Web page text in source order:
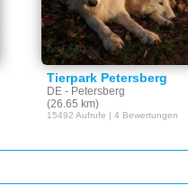
Tierpark Petersberg
DE - Petersberg
(26.65 km)
15492 Aufrufe | 4 Bewertungen